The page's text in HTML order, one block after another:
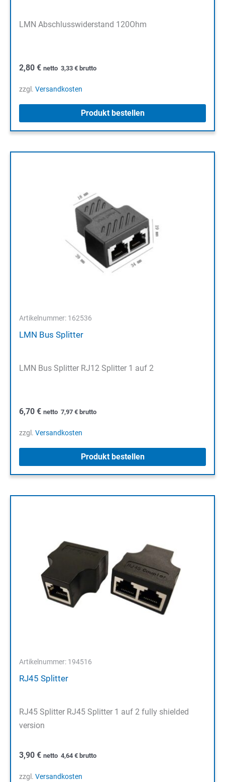
LMN Abschlusswiderstand 120Ohm
2,80 € netto 3,33 € brutto
zzgl. Versandkosten
Produkt bestellen
Artikelnummer: 162536
LMN Bus Splitter
LMN Bus Splitter RJ12 Splitter 1 auf 2
6,70 € netto 7,97 € brutto
zzgl. Versandkosten
Produkt bestellen
Artikelnummer: 194516
RJ45 Splitter
RJ45 Splitter RJ45 Splitter 1 auf 2 fully shielded
version
3,90 € netto 4,64 € brutto
zzgl. Versandkosten